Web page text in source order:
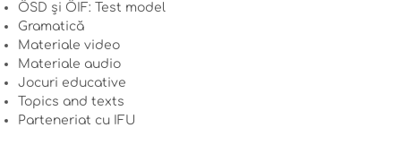
ÖSD și ÖIF: Test model
Gramatică
Materiale video
Materiale audio
Jocuri educative
Topics and texts
Parteneriat cu IFU